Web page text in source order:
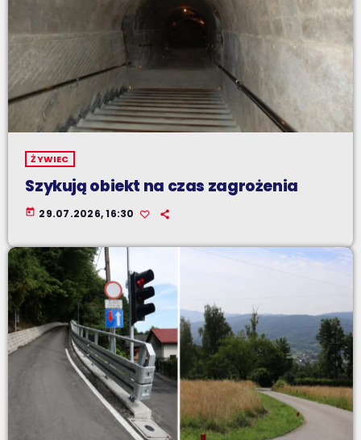
ŻYWIEC
Szykują obiekt na czas zagrożenia
today 29.07.2026, 16:30